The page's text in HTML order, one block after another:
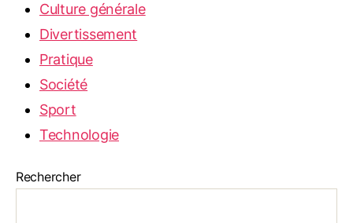
Culture générale
Divertissement
Pratique
Société
Sport
Technologie
Rechercher